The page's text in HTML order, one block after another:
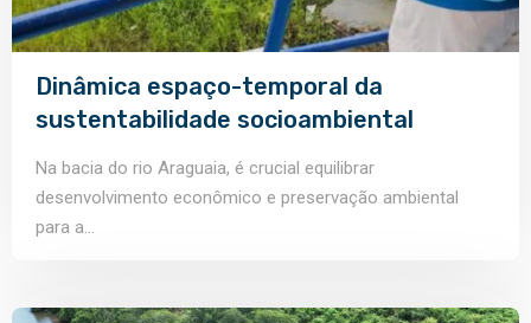
Dinâmica espaço-temporal da
sustentabilidade socioambiental
Na bacia do rio Araguaia, é crucial equilibrar
desenvolvimento econômico e preservação ambiental
para a...